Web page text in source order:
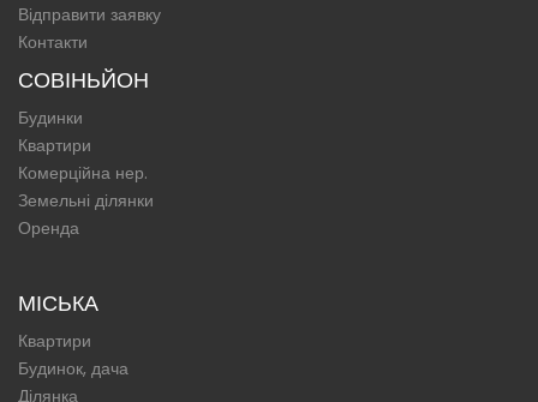
Відправити заявку
Контакти
СОВІНЬЙОН
Будинки
Квартири
Комерційна нер.
Земельні ділянки
Оренда
МІСЬКА
Квартири
Будинок, дача
Ділянка